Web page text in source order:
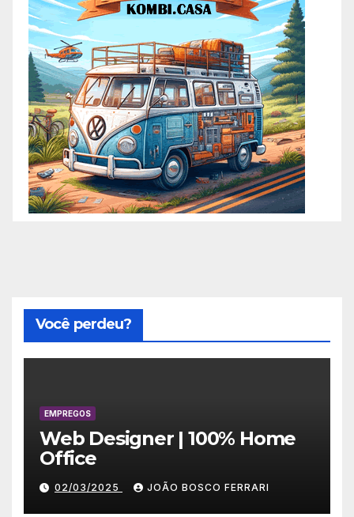
Você perdeu?
EMPREGOS
Web Designer | 100% Home
Office
02/03/2025 JOÃO BOSCO FERRARI